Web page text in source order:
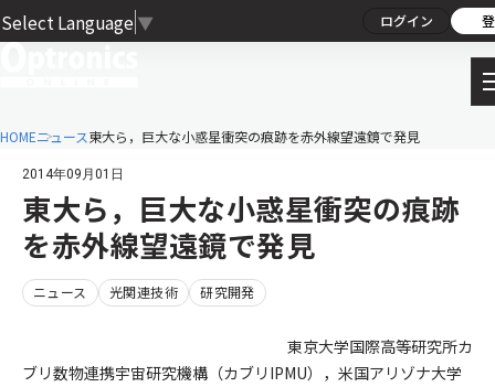
Select Language ▼ ログイン
HOMEニュース東大ら，巨大な小惑星衝突の痕跡を赤外線望遠鏡で発見
2014年09月01日
東大ら，巨大な小惑星衝突の痕跡
を赤外線望遠鏡で発見
ニュース 光関連技術 研究開発
東京大学国際高等研究所カ
ブリ数物連携宇宙研究機構（カブリIPMU），米国アリゾナ大学